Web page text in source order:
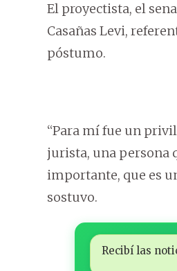
El proyectista, el
Casañas Levi,
póstumo.
“Para mí fue un
jurista, una persona
importante, que es
sostuvo.
Recibí las